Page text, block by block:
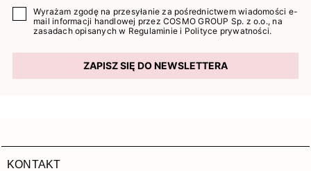
Wyrażam zgodę na przesyłanie za pośrednictwem wiadomości e-
mail informacji handlowej przez COSMO GROUP Sp. z o.o., na
zasadach opisanych w Regulaminie i Polityce prywatności.
ZAPISZ SIĘ DO NEWSLETTERA
KONTAKT